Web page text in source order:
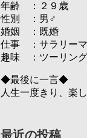
年齢 ：２９歳
性別 ：男♂
婚姻 ：既婚
仕事 ：サラリー
趣味 ：ツーリン
◆最後に一言◆
人生一度きり、楽
最近の投稿